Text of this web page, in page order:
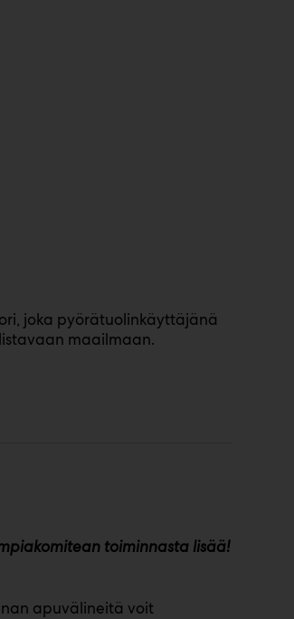
joka pyörätuolinkäyttäjänä
maailmaan.
toiminnasta lisää!
apuvälineitä voit